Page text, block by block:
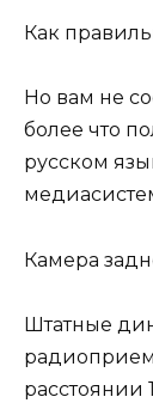
Как
Но вам не
более что
русском
Камера
Штатные
расстоянии